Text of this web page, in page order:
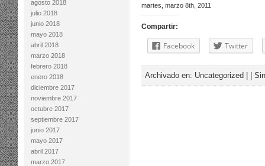
agosto 2018
julio 2018
junio 2018
mayo 2018
abril 2018
marzo 2018
febrero 2018
enero 2018
diciembre 2017
noviembre 2017
octubre 2017
septiembre 2017
junio 2017
mayo 2017
abril 2017
marzo 2017
martes, marzo 8th, 2011
Compartir:
Facebook Twitter
Archivado en: Uncategorized